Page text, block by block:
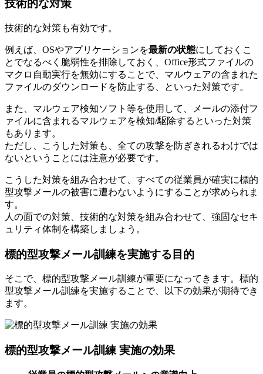
技術的な対策
技術的な対策も有効です。
例えば、OSやアプリケーションを最新の状態にしておくこ
とでなるべく脆弱性を排除しておく、Office形式ファイルの
マクロ自動実行を無効にすることで、マルウェアの含まれた
ファイルのダウンロードを防止する、といった対策です。
また、マルウェア検知ソフト等を使用して、メールの添付フ
ァイルに含まれるマルウェアを検知/駆除するといった対策
もあります。
ただし、こうした対策も、全ての攻撃を防ぎきれるわけでは
ないということには注意が必要です。
こうした対策を組み合わせて、すべての従業員が確実に標的
型攻撃メールの被害に遭わないようにすることが求められま
す。
人の面での対策、技術的な対策を組み合わせて、強固なセキ
ュリティ体制を構築しましょう。
標的型攻撃メール訓練を実施する目的
そこで、標的型攻撃メール訓練が重要になってきます。標的
型攻撃メール訓練を実施することで、以下の効果が期待でき
ます。
標的型攻撃メール訓練 実施の効果